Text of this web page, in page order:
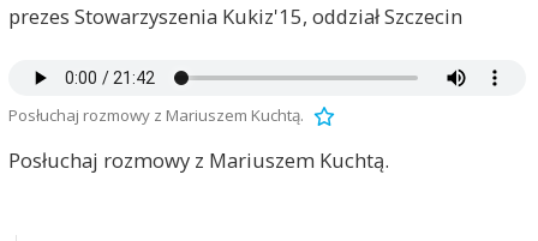
prezes Stowarzyszenia Kukiz'15, oddział Szczecin
Posłuchaj rozmowy z Mariuszem Kuchtą.
Posłuchaj rozmowy z Mariuszem Kuchtą.